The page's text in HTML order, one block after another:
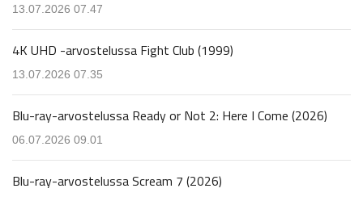
13.07.2026 07.47
4K UHD -arvostelussa Fight Club (1999)
13.07.2026 07.35
Blu-ray-arvostelussa Ready or Not 2: Here I Come (2026)
06.07.2026 09.01
Blu-ray-arvostelussa Scream 7 (2026)